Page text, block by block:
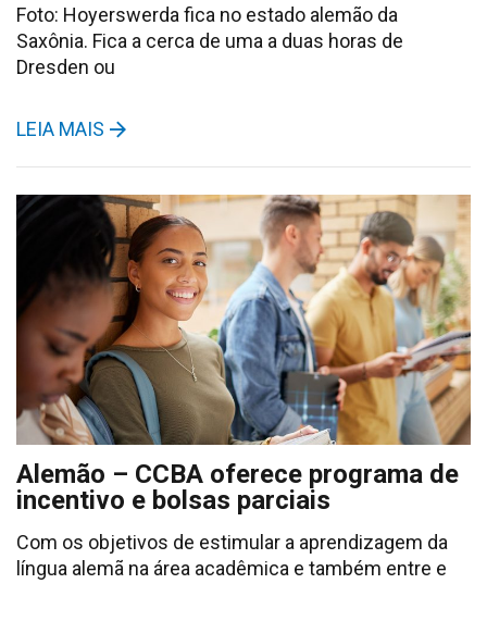
Foto: Hoyerswerda fica no estado alemão da
Saxônia. Fica a cerca de uma a duas horas de
Dresden ou
LEIA MAIS
Alemão – CCBA oferece programa de
incentivo e bolsas parciais
Com os objetivos de estimular a aprendizagem da
língua alemã na área acadêmica e também entre e